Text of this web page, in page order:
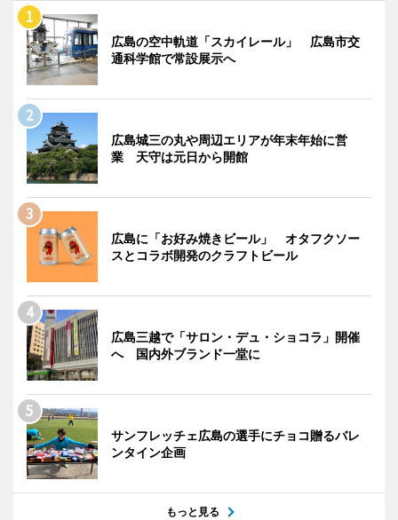
広島の空中軌道「スカイレール」 広島市交
通科学館で常設展示へ
広島城三の丸や周辺エリアが年末年始に営
業 天守は元日から開館
広島に「お好み焼きビール」 オタフクソー
スとコラボ開発のクラフトビール
広島三越で「サロン・デュ・ショコラ」開催
へ 国内外ブランド一堂に
サンフレッチェ広島の選手にチョコ贈るバレ
ンタイン企画
もっと見る